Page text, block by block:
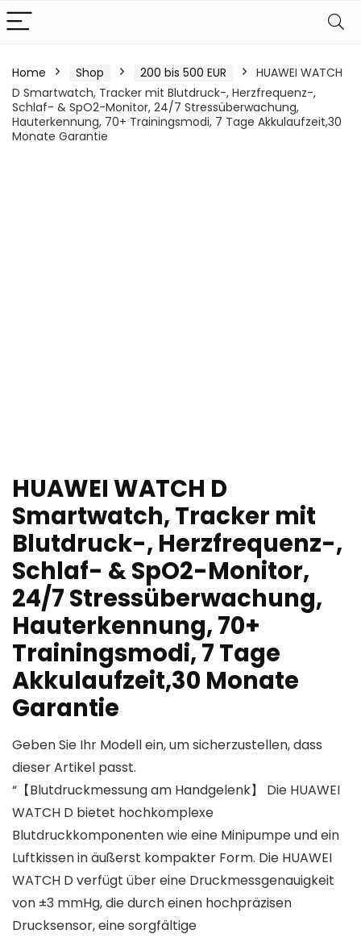
Home Shop 200 bis 500 EUR
HUAWEI WATCH
D Smartwatch, Tracker mit Blutdruck-, Herzfrequenz-,
Schlaf- & SpO2-Monitor, 24/7 Stressüberwachung,
Hauterkennung, 70+ Trainingsmodi, 7 Tage Akkulaufzeit,30
Monate Garantie
HUAWEI WATCH D
Smartwatch, Tracker mit
Blutdruck-, Herzfrequenz-,
Schlaf- & SpO2-Monitor,
24/7 Stressüberwachung,
Hauterkennung, 70+
Trainingsmodi, 7 Tage
Akkulaufzeit,30 Monate
Garantie
Geben Sie Ihr Modell ein, um sicherzustellen, dass
dieser Artikel passt.
“【Blutdruckmessung am Handgelenk】 Die HUAWEI
WATCH D bietet hochkomplexe
Blutdruckkomponenten wie eine Minipumpe und ein
Luftkissen in äußerst kompakter Form. Die HUAWEI
WATCH D verfügt über eine Druckmessgenauigkeit
von ±3 mmHg, die durch einen hochpräzisen
Drucksensor, eine sorgfältige